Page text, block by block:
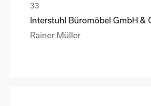
Interstuhl Büromöbel GmbH &
Rainer Müller